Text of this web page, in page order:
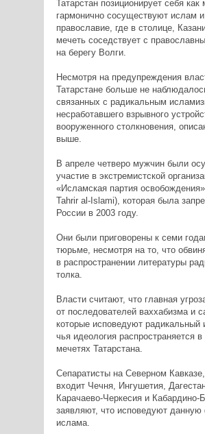
Татарстан позиционирует себя как
гармонично сосуществуют ислам и
православие, где в столице,
мечеть соседствует с
на берегу Волги.
Несмотря на предупреждения
Татарстане больше не
связанных с радикальным
несработавшего взрывного
вооруженного столкновения,
выше.
В апреле четверо мужчин были
участие в экстремистской
«Исламская партия
Tahrir al-Islami), которая была
России в 2003 году.
Они были приговорены к семи
тюрьме, несмотря на то, что
в распространении литературы
толка.
Власти считают, что главная
от последователей ваххабизма и
которые исповедуют радикальный
чья идеология распространяется в
мечетях Татарстана.
Сепаратисты на Северном
входит Чечня, Ингушетия,
Карачаево-Черкесия и Кабардино-
заявляют, что исповедуют
ислама.